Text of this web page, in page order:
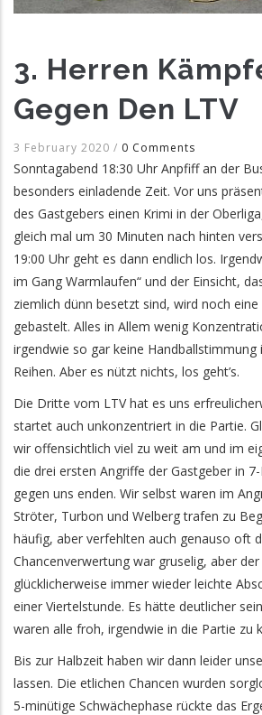
3. Herren
Gegen Den LTV
3 February 2020 / 0 Comments
Sonntagabend 18:30 Uhr Anpfiff an der
besonders einladende Zeit. Vor uns
des Gastgebers einen Krimi in der
gleich mal um 30 Minuten nach hinten
19:00 Uhr geht es dann endlich los.
im Gang Warmlaufen“ und der Einsicht,
ziemlich dünn besetzt sind, wird noch
gebastelt. Alles in Allem wenig
irgendwie so gar keine Handballstimmung
Reihen. Aber es nützt nichts, los geht’s.
Die Dritte vom LTV hat es uns
startet auch unkonzentriert in die Partie.
wir offensichtlich viel zu weit am und im
die drei ersten Angriffe der Gastgeber in
gegen uns enden. Wir selbst waren im
Ströter, Turbon und Welberg trafen zu
häufig, aber verfehlten auch genauso oft
Chancenverwertung war gruselig, aber der
glücklicherweise immer wieder leichte
einer Viertelstunde. Es hätte deutlicher
waren alle froh, irgendwie in die Partie zu
Bis zur Halbzeit haben wir dann leider
lassen. Die etlichen Chancen wurden
5-minütige Schwächephase rückte das